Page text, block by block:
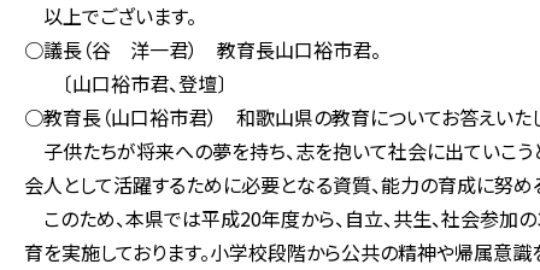
以上でございます。
○議長（谷 洋一君） 教育長山口裕市君。
〔山口裕市君、登壇〕
○教育長（山口裕市君） 和歌山県の教育についてお答えいた
子供たちが将来への夢を持ち、志を抱いて社会に出ていこ
会人として活躍するために必要となる資質、能力の育成に努め
このため、本県では平成20年度から、自立、共生、社会参加
育を実施しております。小学校段階から公共の精神や帰属意識